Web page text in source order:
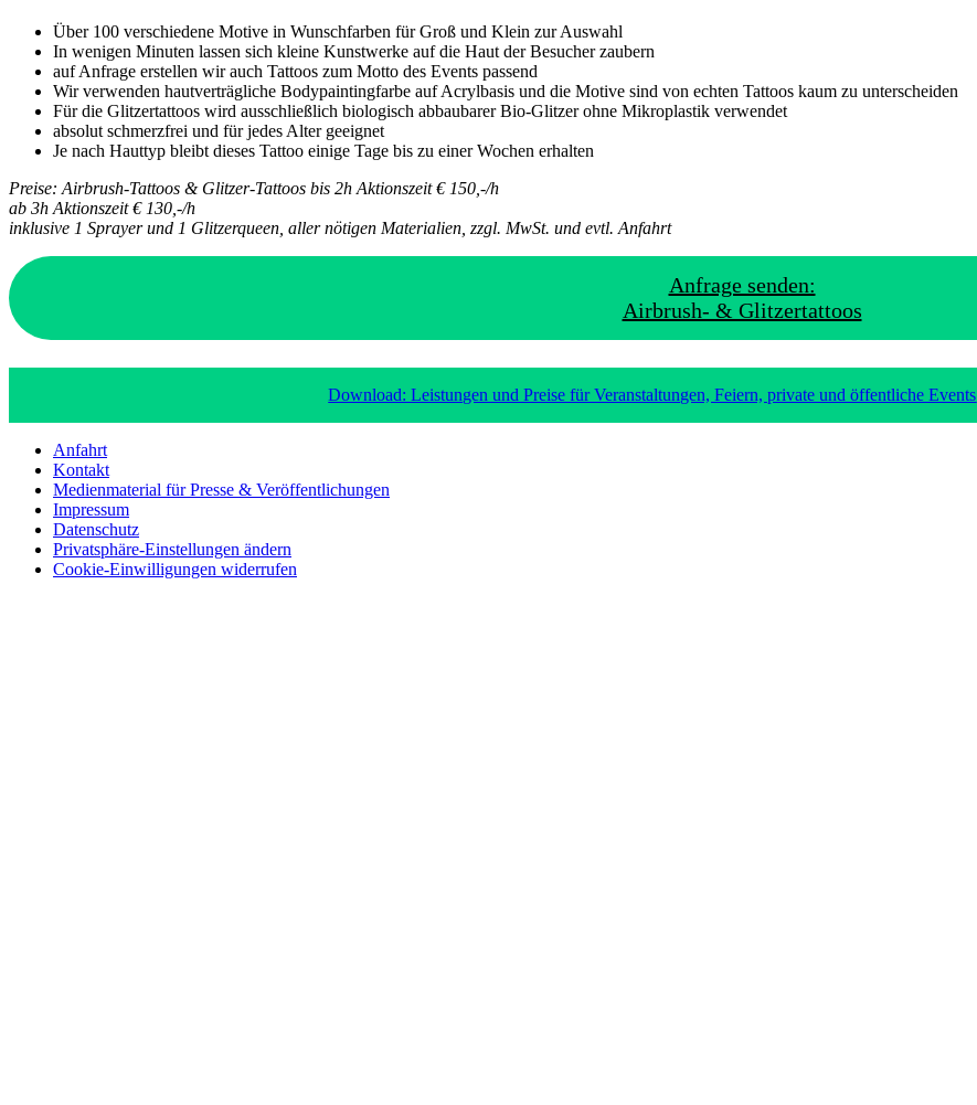
Über 100 verschiedene Motive in Wunschfarben für Groß und Klein zur Auswahl
In wenigen Minuten lassen sich kleine Kunstwerke auf die Haut der Besucher zaubern
auf Anfrage erstellen wir auch Tattoos zum Motto des Events passend
Wir verwenden hautverträgliche Bodypaintingfarbe auf Acrylbasis und die Motive sind von echten Tattoos kaum zu unterscheiden
Für die Glitzertattoos wird ausschließlich biologisch abbaubarer Bio-Glitzer ohne Mikroplastik verwendet
absolut schmerzfrei und für jedes Alter geeignet
Je nach Hauttyp bleibt dieses Tattoo einige Tage bis zu einer Wochen erhalten
Preise: Airbrush-Tattoos & Glitzer-Tattoos bis 2h Aktionszeit € 150,-/h
ab 3h Aktionszeit € 130,-/h
inklusive 1 Sprayer und 1 Glitzerqueen, aller nötigen Materialien, zzgl. MwSt. und evtl. Anfahrt
Anfrage senden:
Airbrush- & Glitzertattoos
Download: Leistungen und Preise für Veranstaltungen, Feiern, private und öffentliche Events
Anfahrt
Kontakt
Medienmaterial für Presse & Veröffentlichungen
Impressum
Datenschutz
Privatsphäre-Einstellungen ändern
Cookie-Einwilligungen widerrufen